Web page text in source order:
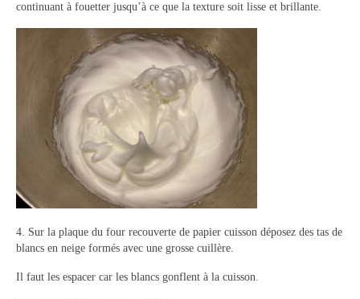
Boissons
Sans alcool
Cocktails
A propos
Accueil
continuant à fouetter jusqu’à ce que la texture soit lisse et brillante.
4. Sur la plaque du four recouverte de papier cuisson déposez des tas de
blancs en neige formés avec une grosse cuillère.
Il faut les espacer car les blancs gonflent à la cuisson.